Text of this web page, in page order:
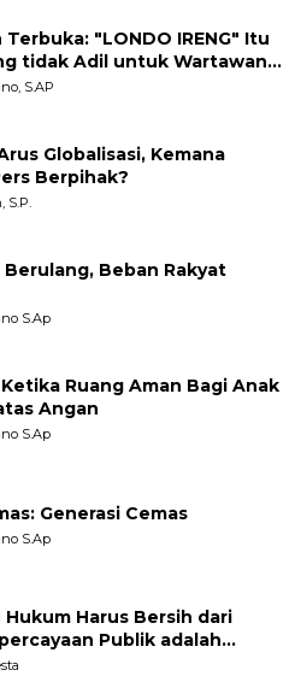
"LONDO IRENG" Itu
LSM
S.AP
Globalisasi, Kemana
Berpihak?
S.P.
Berulang, Beban Rakyat
S.Ap
Ketika Ruang Aman Bagi Anak
Angan
S.Ap
Generasi Cemas
S.Ap
Hukum Harus Bersih dari
Publik adalah